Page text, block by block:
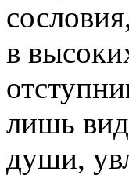
в
лишь
души,